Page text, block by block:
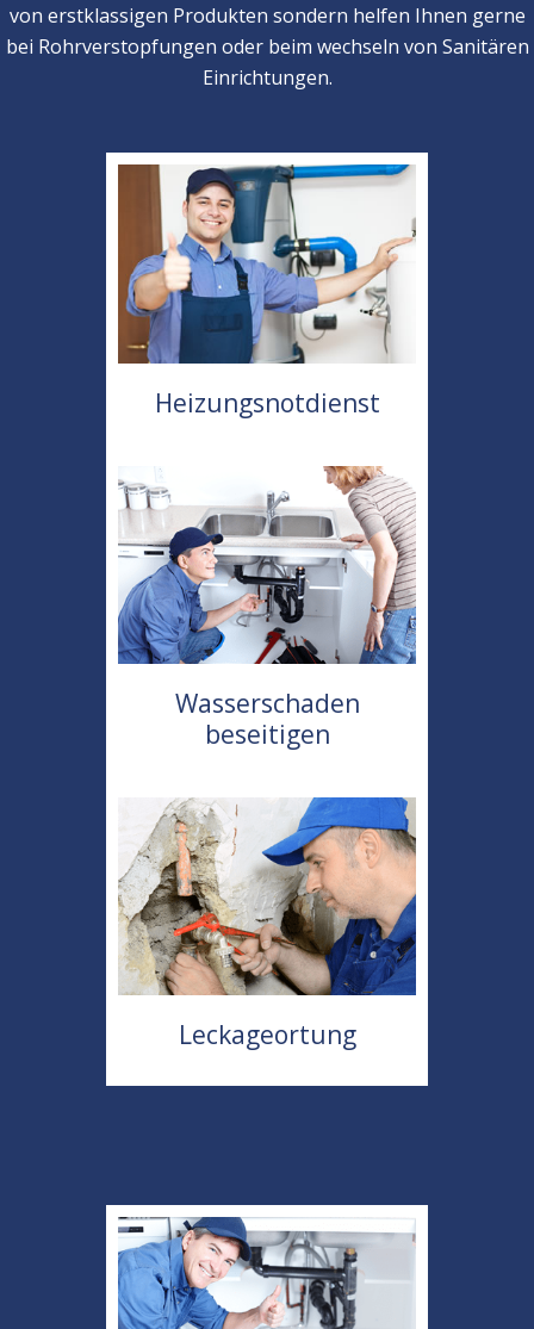
von erstklassigen Produkten sondern helfen Ihnen gerne
bei Rohrverstopfungen oder beim wechseln von Sanitären
Einrichtungen.
Heizungsnotdienst
Wasserschaden
beseitigen
Leckageortung